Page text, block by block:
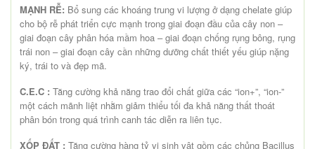
MẠNH RỄ: Bổ sung các khoáng trung vi lượng ở dạng chelate giúp
cho bộ rễ phát triển cực mạnh trong giai đoạn đầu của cây non –
giai đoạn cây phân hóa mầm hoa – giai đoạn chống rụng bông, rụng
trái non – giai đoạn cây cần những dưỡng chất thiết yếu giúp nặng
ký, trái to và đẹp mã.
C.E.C : Tăng cường khả năng trao đổi chất giữa các “ion+”, “ion-”
một cách mãnh liệt nhằm giảm thiểu tối đa khả năng thất thoát
phân bón trong quá trình canh tác diễn ra liên tục.
XỐP ĐẤT : Tăng cường hàng tỷ vi sinh vật gồm các chủng Bacillus